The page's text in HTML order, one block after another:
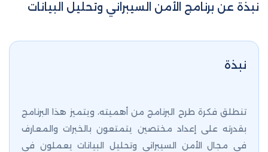
نبذة عن برنامج الأمن السيبراني وتحليل البيانات
نبذة
تنطلق فكرة طرح البرنامج من أهميته، ويتميز هذا البرنامج
بقدرته على إعداد مختصين يتمتعون بالخبرات والمعارف
في مجال الأمن السيبراني وتحليل البيانات يعملون في